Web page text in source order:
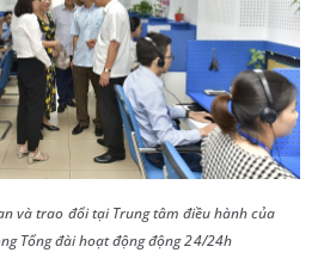
và trao đổi tại Trung tâm điều hành của
Tổng đài hoạt động động 24/24h